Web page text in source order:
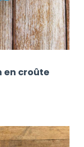
en croûte